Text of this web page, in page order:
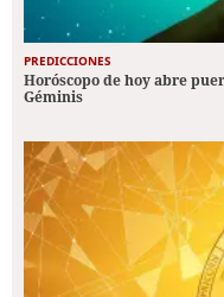
PREDICCIONES
Horóscopo de hoy abre
Géminis